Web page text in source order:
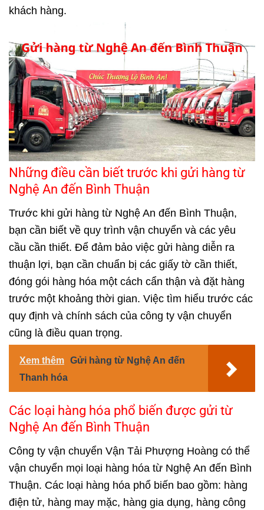
khách hàng.
Những điều cần biết trước khi gửi hàng từ
Nghệ An đến Bình Thuận
Trước khi gửi hàng từ Nghệ An đến Bình Thuận,
bạn cần biết về quy trình vận chuyển và các yêu
cầu cần thiết. Để đảm bảo việc gửi hàng diễn ra
thuận lợi, bạn cần chuẩn bị các giấy tờ cần thiết,
đóng gói hàng hóa một cách cẩn thận và đặt hàng
trước một khoảng thời gian. Việc tìm hiểu trước các
quy định và chính sách của công ty vận chuyển
cũng là điều quan trọng.
Xem thêm Gửi hàng từ Nghệ An đến
Thanh hóa
Các loại hàng hóa phổ biến được gửi từ
Nghệ An đến Bình Thuận
Công ty vận chuyển Vận Tải Phượng Hoàng có thể
vận chuyển mọi loại hàng hóa từ Nghệ An đến Bình
Thuận. Các loại hàng hóa phổ biến bao gồm: hàng
điện tử, hàng may mặc, hàng gia dụng, hàng công